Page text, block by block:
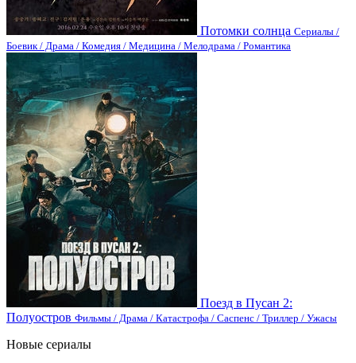
Потомки солнца Сериалы /
Боевик / Драма / Комедия / Медицина / Мелодрама / Романтика
Поезд в Пусан 2:
Полуостров Фильмы / Драма / Катастрофа / Саспенс / Триллер / Ужасы
Новые сериалы